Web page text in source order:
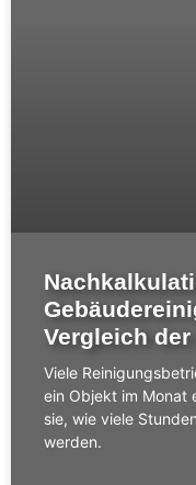
Vergleich
Viele
ein Objekt im Monat
sie, wie viele
werden.